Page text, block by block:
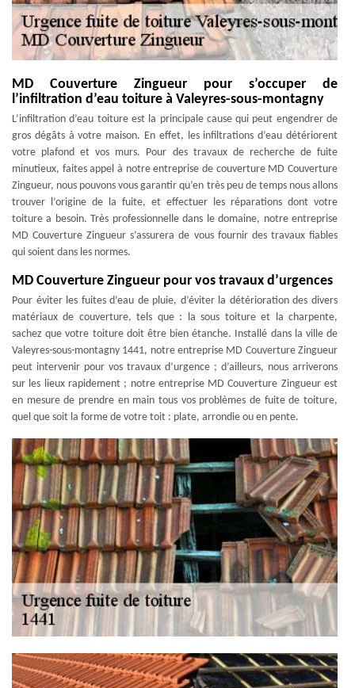
MD Couverture Zingueur pour s’occuper de
l’infiltration d’eau toiture à Valeyres-sous-montagny
L’infiltration d’eau toiture est la principale cause qui peut engendrer de
gros dégâts à votre maison. En effet, les infiltrations d’eau détériorent
votre plafond et vos murs. Pour des travaux de recherche de fuite
minutieux, faites appel à notre entreprise de couverture MD Couverture
Zingueur, nous pouvons vous garantir qu’en très peu de temps nous allons
trouver l’origine de la fuite, et effectuer les réparations dont votre
toiture a besoin. Très professionnelle dans le domaine, notre entreprise
MD Couverture Zingueur s’assurera de vous fournir des travaux fiables
qui soient dans les normes.
MD Couverture Zingueur pour vos travaux d’urgences
Pour éviter les fuites d’eau de pluie, d’éviter la détérioration des divers
matériaux de couverture, tels que : la sous toiture et la charpente,
sachez que votre toiture doit être bien étanche. Installé dans la ville de
Valeyres-sous-montagny 1441, notre entreprise MD Couverture Zingueur
peut intervenir pour vos travaux d’urgence ; d’ailleurs, nous arriverons
sur les lieux rapidement ; notre entreprise MD Couverture Zingueur est
en mesure de prendre en main tous vos problèmes de fuite de toiture,
quel que soit la forme de votre toit : plate, arrondie ou en pente.